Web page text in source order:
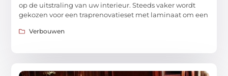
op de uitstraling van uw interieur. Steeds vaker wordt
gekozen voor een traprenovatieset met laminaat om een
Verbouwen